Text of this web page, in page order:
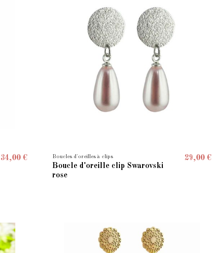
34,00 € Boucles d'oreilles à clips
Boucle d'oreille clip Swarovski
rose
29,00 €